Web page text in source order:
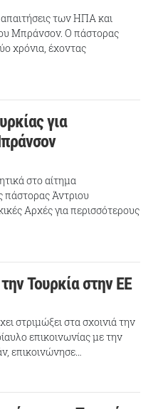
των ΗΠΑ και
Μπράνσον. Ο πάστορας
χρόνια, έχοντας
για
στο αίτημα
πάστορας Άντριου
Αρχές για περισσότερους
Τουρκία στην ΕΕ
στριμώξει στα σχοινιά την
επικοινωνίας με την
επικοινώνησε…